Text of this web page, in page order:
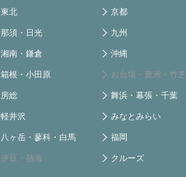
東北
那須・日光
湘南・鎌倉
箱根・小田原
房総
軽井沢
八ヶ岳・蓼科・白馬
伊豆・熱海
京都
九州
沖縄
お台場・豊洲・竹芝
舞浜・幕張・千葉
みなとみらい
福岡
クルーズ